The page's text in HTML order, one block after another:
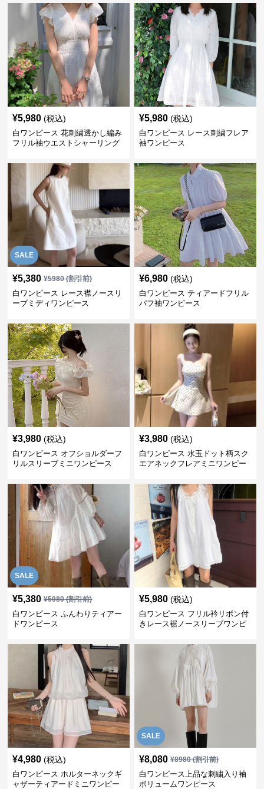
¥5,980 (税込)
白ワンピース 花刺繍透かし編み
フリル袖ウエストシャーリング
¥5,980 (税込)
白ワンピース レース刺繍フレア
袖ワンピース
SALE
¥5,380 ¥5980(割引前)
白ワンピース レース襟ノースリ
ーブミディワンピース
¥6,980 (税込)
白ワンピース ティアードフリル
パフ袖ワンピース
¥3,980 (税込)
白ワンピース オフショルダーフ
リルスリーブミニワンピース
¥3,980 (税込)
白ワンピース 水玉ドット柄スク
エアネックフレアミニワンピー
SALE
¥5,380 ¥5980(割引前)
白ワンピース ふんわりティアー
ドワンピース
¥5,980 (税込)
白ワンピース フリル衿リボン付
きレース裾ノースリーブワンピ
¥4,980 (税込)
白ワンピース ホルターネックギ
ャザーティアードミニワンピー
SALE
¥8,080 ¥8980(割引前)
白ワンピース上品な刺繍入り袖
ボリュームワンピース